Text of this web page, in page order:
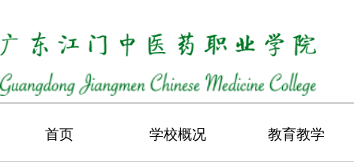
首页 学校概况 教育教学